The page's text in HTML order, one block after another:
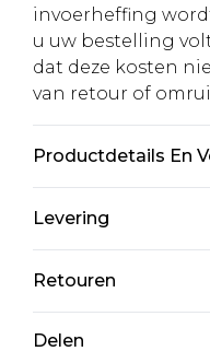
invoerheffing
u uw bestelling
dat deze kosten
van retour of
Productdetails En
maat M
Levering
Standaardlevering
Expressdienst
Retouren
Delen